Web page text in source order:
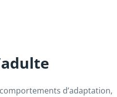
d’adaptation,